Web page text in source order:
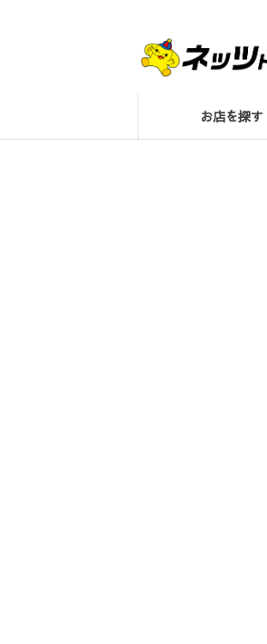
お店を探す